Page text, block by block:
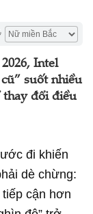
Intel
suốt nhiều
thay đổi điều
đi khiến
dè chừng:
cận hơn